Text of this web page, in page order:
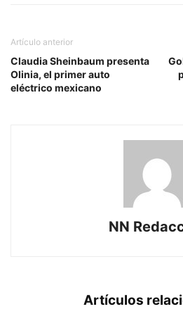
Artículo anterior
Claudia Sheinbaum presenta
Olinia, el primer auto
eléctrico mexicano
NN
Artículos